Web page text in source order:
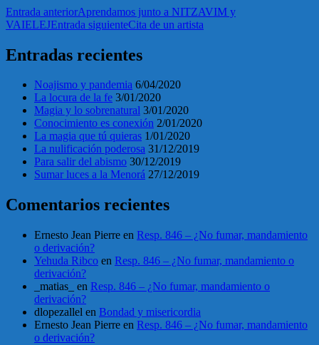
Entrada anteriorAprendamos junto a NITZAVIM y
VAIELEJEntrada siguienteCita de un artista
Entradas recientes
Noajismo y pandemia 6/04/2020
La locura de la fe 3/01/2020
Magia y lo sobrenatural 3/01/2020
Conocimiento es conexión 2/01/2020
La magia que tú quieras 1/01/2020
La nulificación poderosa 31/12/2019
Para salir del abismo 30/12/2019
Sumar luces a la Menorá 27/12/2019
Comentarios recientes
Ernesto Jean Pierre en Resp. 846 – ¿No fumar, mandamiento
o derivación?
Yehuda Ribco en Resp. 846 – ¿No fumar, mandamiento o
derivación?
_matias_
en Resp. 846 – ¿No fumar, mandamiento o
derivación?
dlopezallel en Bondad y misericordia
Ernesto Jean Pierre en Resp. 846 – ¿No fumar, mandamiento
o derivación?